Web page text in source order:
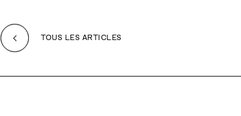
Accessibilité
TOUS LES ARTICLES